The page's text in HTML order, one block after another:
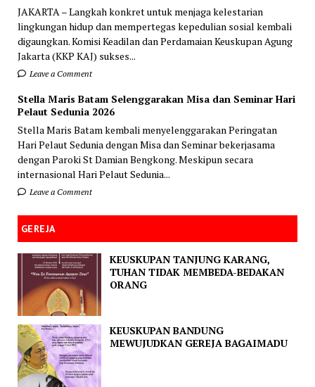
JAKARTA – Langkah konkret untuk menjaga kelestarian
lingkungan hidup dan mempertegas kepedulian sosial kembali
digaungkan. Komisi Keadilan dan Perdamaian Keuskupan Agung
Jakarta (KKP KAJ) sukses...
Leave a Comment
Stella Maris Batam Selenggarakan Misa dan Seminar Hari
Pelaut Sedunia 2026
Stella Maris Batam kembali menyelenggarakan Peringatan
Hari Pelaut Sedunia dengan Misa dan Seminar bekerjasama
dengan Paroki St Damian Bengkong. Meskipun secara
internasional Hari Pelaut Sedunia...
Leave a Comment
GEREJA
KEUSKUPAN TANJUNG KARANG,
TUHAN TIDAK MEMBEDA-BEDAKAN
ORANG
KEUSKUPAN BANDUNG
MEWUJUDKAN GEREJA BAGAIMADU